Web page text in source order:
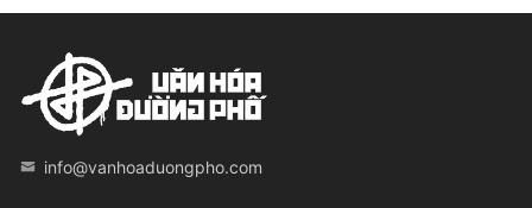
info@vanhoaduongpho.com